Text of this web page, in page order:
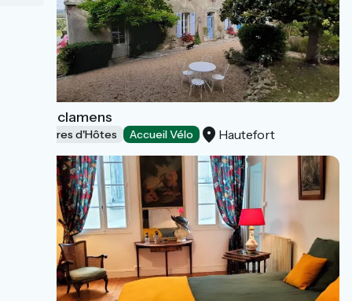
Les Cyclamens
Chambres d'Hôtes Accueil Vélo Hautefort